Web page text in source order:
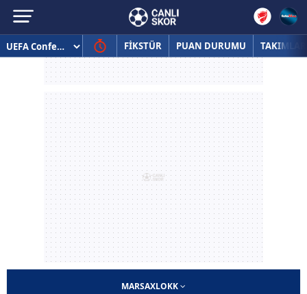
FİKSTÜR PUAN DURUMU TAKIMLAR
MARSAXLOKK